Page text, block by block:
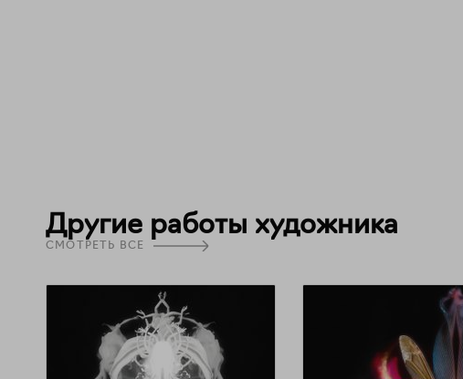
Другие работы художника
СМОТРЕТЬ ВСЕ